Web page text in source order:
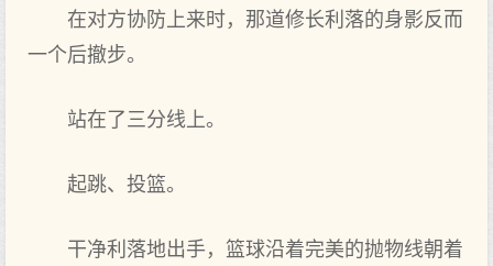
在对方协防上来时，那道修长利落的身影反而
一个后撤步。
站在了三分线上。
起跳、投篮。
干净利落地出手，篮球沿着完美的抛物线朝着